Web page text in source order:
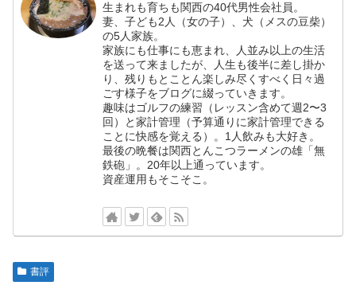
生まれも育ちも関西の40代男性会社員。
妻、子ども2人（女の子）、犬（メスの豆柴）
の5人家族。
家族にも仕事にも恵まれ、人並み以上の生活
を送って来ましたが、人生も後半に差し掛か
り、残りもとことん楽しみ尽くすべく日々過
ごす様子をブログに綴っていきます。
趣味はゴルフの練習（レッスン含めて週2〜3
回）と家計管理（予算通りに家計管理できる
ことに快感を覚える）。1人飲みも大好き。
最後の晩餐は関西とんこつラーメンの雄「無
鉄砲」。20年以上通っています。
資産運用もそこそこ。
書評